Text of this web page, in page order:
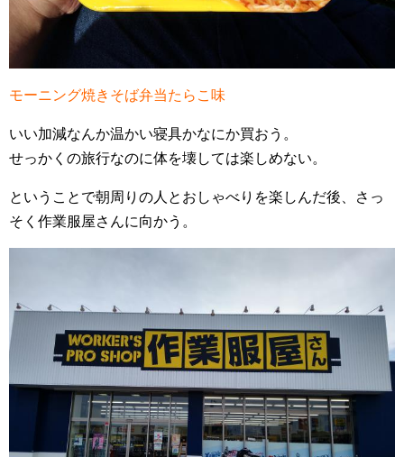
モーニング焼きそば弁当たらこ味
いい加減なんか温かい寝具かなにか買おう。
せっかくの旅行なのに体を壊しては楽しめない。
ということで朝周りの人とおしゃべりを楽しんだ後、さっ
そく作業服屋さんに向かう。